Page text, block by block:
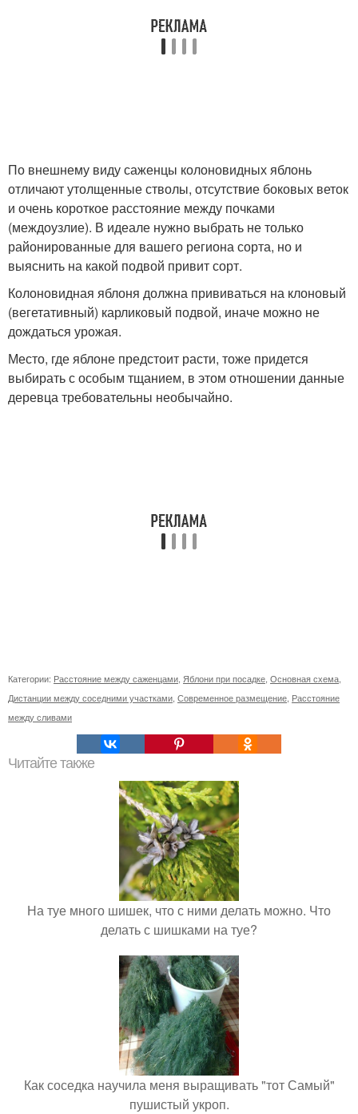
По внешнему виду саженцы колоновидных яблонь
отличают утолщенные стволы, отсутствие боковых веток
и очень короткое расстояние между почками
(междоузлие). В идеале нужно выбрать не только
районированные для вашего региона сорта, но и
выяснить на какой подвой привит сорт.
Колоновидная яблоня должна прививаться на клоновый
(вегетативный) карликовый подвой, иначе можно не
дождаться урожая.
Место, где яблоне предстоит расти, тоже придется
выбирать с особым тщанием, в этом отношении данные
деревца требовательны необычайно.
Категории: Расстояние между саженцами Яблони при посадке Основная схема
Дистанции между соседними участками Современное размещение Расстояние
между сливами
Читайте также
На туе много шишек, что с ними делать можно. Что
делать с шишками на туе?
Как соседка научила меня выращивать "тот Самый"
пушистый укроп.